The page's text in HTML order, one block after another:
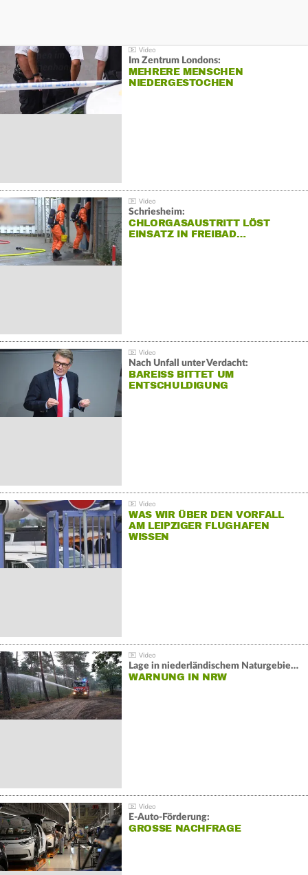
Im Zentrum Londons:
MEHRERE MENSCHEN
NIEDERGESTOCHEN
Schriesheim:
CHLORGASAUSTRITT LÖST
EINSATZ IN FREIBAD…
Nach Unfall unter Verdacht:
BAREISS BITTET UM E
NTSCHULDIGUNG
WAS WIR ÜBER DEN VORFALL
AM LEIPZIGER FLUGHAFEN
WISSEN
Lage in niederländischem Naturgebiet stabil
WARNUNG IN NRW
E-Auto-Förderung:
GROSSE NACHFRAGE